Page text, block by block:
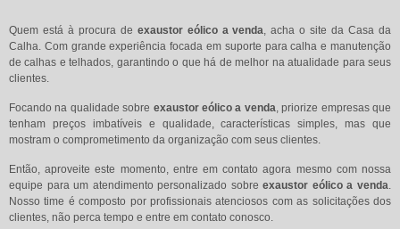
Quem está à procura de exaustor eólico a venda, acha o site da Casa da
Calha. Com grande experiência focada em suporte para calha e manutenção
de calhas e telhados, garantindo o que há de melhor na atualidade para seus
clientes.
Focando na qualidade sobre exaustor eólico a venda, priorize empresas que
tenham preços imbatíveis e qualidade, características simples, mas que
mostram o comprometimento da organização com seus clientes.
Então, aproveite este momento, entre em contato agora mesmo com nossa
equipe para um atendimento personalizado sobreexaustor eólico a venda.
Nosso time é composto por profissionais atenciosos com as solicitações dos
clientes, não perca tempo e entre em contato conosco.